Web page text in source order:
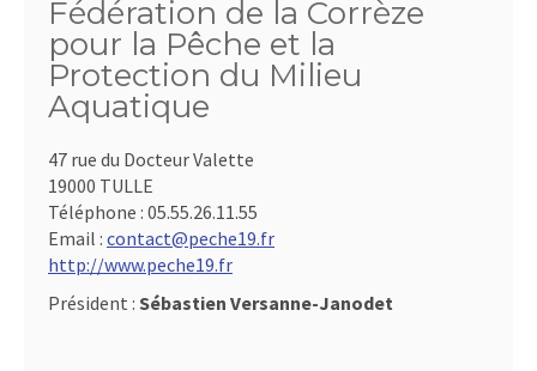
Fédération de la Corrèze
pour la Pêche et la
Protection du Milieu
Aquatique
47 rue du Docteur Valette
19000 TULLE
Téléphone : 05.55.26.11.55
Email : contact@peche19.fr
http://www.peche19.fr
Président : Sébastien Versanne-Janodet